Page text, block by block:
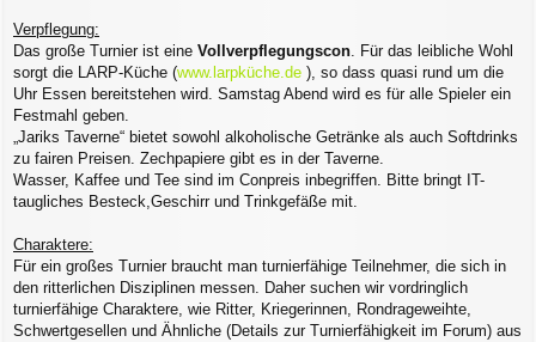
Verpflegung:
Das große Turnier ist eine Vollverpflegungscon. Für das leibliche Wohl
sorgt die LARP-Küche (www.larpküche.de ), so dass quasi rund um die
Uhr Essen bereitstehen wird. Samstag Abend wird es für alle Spieler ein
Festmahl geben.
„Jariks Taverne“ bietet sowohl alkoholische Getränke als auch Softdrinks
zu fairen Preisen. Zechpapiere gibt es in der Taverne.
Wasser, Kaffee und Tee sind im Conpreis inbegriffen. Bitte bringt IT-
taugliches Besteck,Geschirr und Trinkgefäße mit.
Charaktere:
Für ein großes Turnier braucht man turnierfähige Teilnehmer, die sich in
den ritterlichen Disziplinen messen. Daher suchen wir vordringlich
turnierfähige Charaktere, wie Ritter, Kriegerinnen, Rondrageweihte,
Schwertgesellen und Ähnliche (Details zur Turnierfähigkeit im Forum) aus